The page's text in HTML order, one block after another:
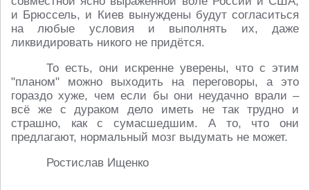
и Брюссель, и Киев вынуждены будут согласиться
на любые условия и выполнять их, даже
ликвидировать никого не придётся.
То есть, они искренне уверены, что с этим
"планом" можно выходить на переговоры, а это
гораздо хуже, чем если бы они неудачно врали –
всё же с дураком дело иметь не так трудно и
страшно, как с сумасшедшим. А то, что они
предлагают, нормальный мозг выдумать не может.
Ростислав Ищенко